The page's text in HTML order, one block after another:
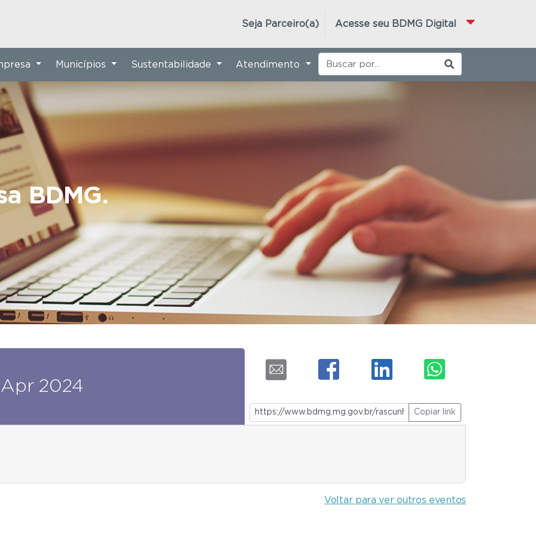
Acesse seu BDMG Digital
Seja Parceiro(a)
BDMG.
Municípios Sustentabilidade Atendimento
Apr 2024
Copiar link
Voltar para ver outros eventos